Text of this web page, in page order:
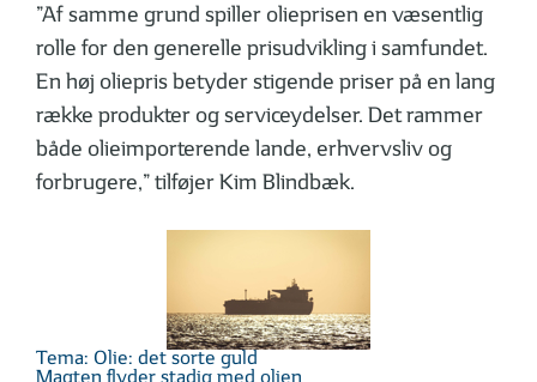
”Af samme grund spiller olieprisen en væsentlig
rolle for den generelle pris­udvikling i samfundet.
En høj oliepris betyder stigende priser på en lang
række produkter og serviceydelser. Det rammer
både olieimporterende lande, erhvervsliv og
forbrugere,” tilføjer Kim Blindbæk.
Tema: Olie: det sorte guld
Magten flyder stadig med olien